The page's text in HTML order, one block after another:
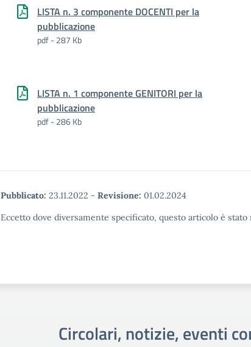
LISTA n. 3 componente DOCENTI per la
pubblicazione
pdf - 287 Kb
LISTA n. 1 componente GENITORI per la
pubblicazione
pdf - 286 Kb
Pubblicato: 23.11.2022 - Revisione: 01.02.2024
Eccetto dove diversamente specificato, questo articolo è
Circolari, notizie, eventi